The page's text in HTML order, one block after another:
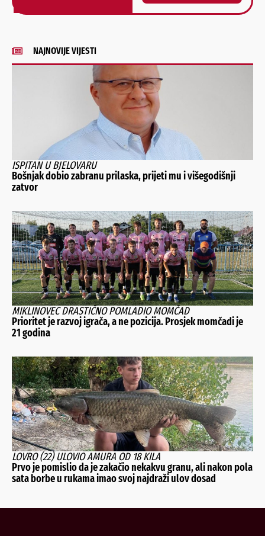
Alternative:
NAJNOVIJE VIJESTI
ISPITAN U BJELOVARU
Bošnjak dobio zabranu prilaska, prijeti mu i višegodišnji
zatvor
MIKLINOVEC DRASTIČNO POMLADIO MOMČAD
Prioritet je razvoj igrača, a ne pozicija. Prosjek momčadi je
21 godina
LOVRO (22) ULOVIO AMURA OD 18 KILA
Prvo je pomislio da je zakačio nekakvu granu, ali nakon pola
sata borbe u rukama imao svoj najdraži ulov dosad